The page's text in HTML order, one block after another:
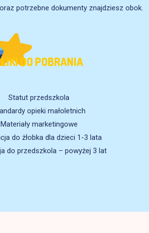
potrzebne dokumenty znajdziesz obok.
DO POBRANIA
Statut przedszkola
opieki małoletnich
Materiały marketingowe
do żłobka dla dzieci 1-3 lata
do przedszkola – powyżej 3 lat